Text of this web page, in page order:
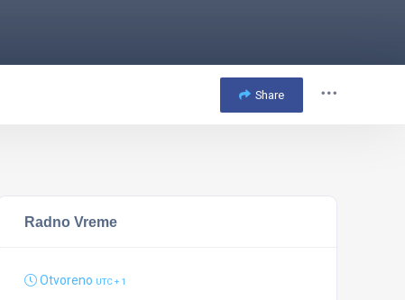
Share
Radno Vreme
Otvoreno UTC + 1